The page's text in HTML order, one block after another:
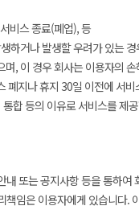
비스 종료(폐업), 등
하거나 발생할 우려가 있는
, 이 경우 회사는 이용자의
폐지나 휴지 30일 이전에 서
합 등의 이유로 서비스를
또는 공지사항 등을 통하
임은 이용자에게 있습니다